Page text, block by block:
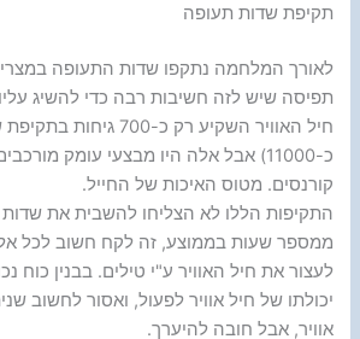
תקיפת שדות תעופה
לאורך המלחמה נתקפו שדות התעופה
תפיסה שיש לזה חשיבות רבה כדי להשיג
חיל האוויר השקיע רק כ-
כ-11000) אבל אלה היו מבצעי עומק
קורנסים. מטוס האיכות של החייל.
התקיפות הללו לא הצליחו להשבית את
ממספר שעות בממוצע, זה לקח חשוב לכל
לעצור את חיל האוויר ע"י טילים. בבנין כוח
יכולתו של חיל אוויר לפעול, ואסור לחשוב
אוויר, אבל חובה להיערך.